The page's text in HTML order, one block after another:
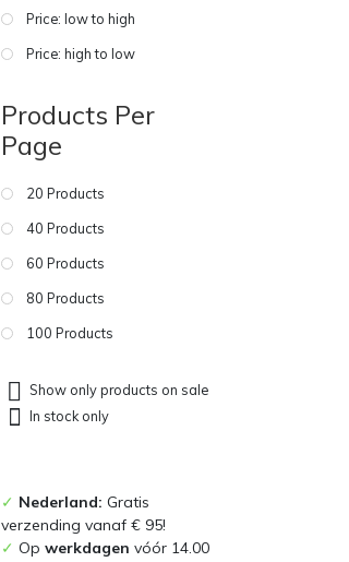
Price: low to high
Price: high to low
Products Per
Page
20 Products
40 Products
60 Products
80 Products
100 Products
Show only products on sale
In stock only
✓ Nederland:Gratis
verzending vanaf € 95!
✓ Opwerkdagen vóór 14.00